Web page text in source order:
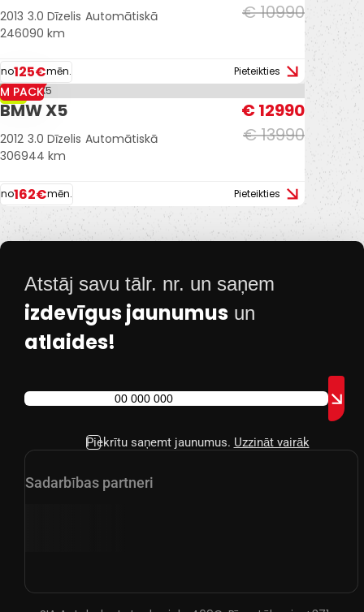
€ 10990
2013 3.0 Dīzelis Automātiskā
246090 km
no125€mēn. Pieteikties
-7%
M PACK
BMW X5
€ 13990
€ 12990
2012 3.0 Dīzelis Automātiskā
306944 km
no162€mēn. Pieteikties
Atstāj savu tālr. nr. un saņem
izdevīgus jaunumus un
atlaides!
Piekrītu saņemt jaunumus. Uzzināt vairāk
Sadarbības partneri